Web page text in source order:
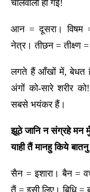
चालवाली हो गई!
आन = दूसरा। विषम
नेत्र। तीछन = तीक्ष्ण
लगते हैं आँखों में, बेधत
अंगों को-सारे शरीर
सबसे भयंकर हैं।
झूठे जानि न संग्रहे मन
याही तैं मानहु किये
सैन = इशारा। बैन =
तैं = इसी लिए। बिधि =